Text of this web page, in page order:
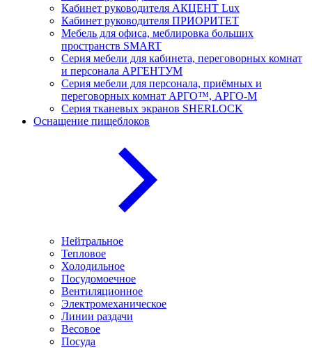
Кабинет руководителя АКЦЕНТ Lux
Кабинет руководителя ПРИОРИТЕТ
Мебель для офиса, меблировка больших
пространств SMART
Серия мебели для кабинета, переговорных комнат
и персонала АРГЕНТУМ
Серия мебели для персонала, приёмных и
переговорных комнат АРГО™, АРГО-М
Серия тканевых экранов SHERLOCK
Оснащение пищеблоков
Нейтральное
Тепловое
Холодильное
Посудомоечное
Вентиляционное
Электромеханическое
Линии раздачи
Весовое
Посуда